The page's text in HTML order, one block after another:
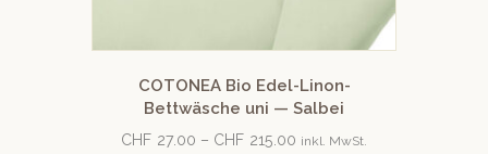
COTONEA Bio Edel-Linon-
Bettwäsche uni — Salbei
CHF 27.00 – CHF 215.00 inkl. MwSt.